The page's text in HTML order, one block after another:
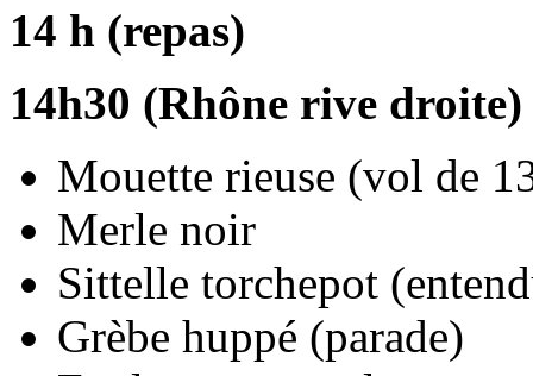
14 h (repas)
14h30 (Rhône rive
Mouette rieuse (vol de
Merle noir
Sittelle torchepot
Grèbe huppé (parade)